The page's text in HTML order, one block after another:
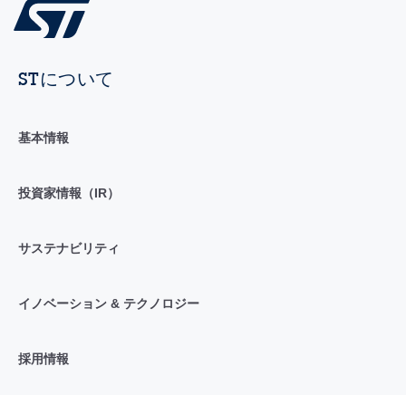
STについて
基本情報
投資家情報（IR）
サステナビリティ
イノベーション & テクノロジー
採用情報